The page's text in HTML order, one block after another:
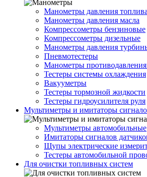
Манометры давления топлива
Манометры давления масла
Компрессометры бензиновые
Компрессометры дизельные
Манометры давления
Пневмотестеры
Манометры противодавления
Тестеры системы охлаждения
Вакууметры
Тестеры тормозной жидкости
Тестеры гидроусилителя руля
Мультиметры и имитаторы
Мультиметры автомобильные
Имитаторы сигналов
Щупы электрические
Тестеры автомобильной
Для очистки топливных систем